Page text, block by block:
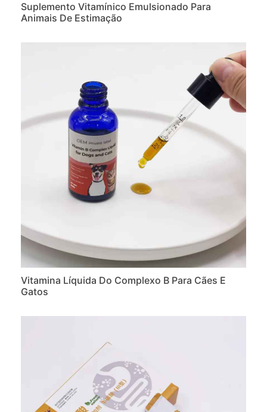
Suplemento Vitamínico Emulsionado Para
Animais De Estimação
Vitamina Líquida Do Complexo B Para Cães E
Gatos